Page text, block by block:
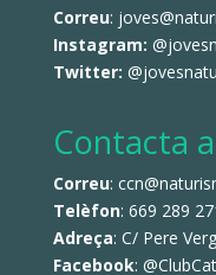
Correu:
Instagram:
Twitter:
Contacta
Correu:
Telèfon: 669 289
Adreça: C/ Pere
Facebook: